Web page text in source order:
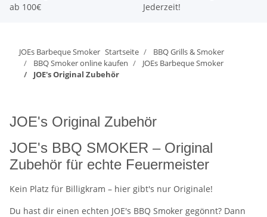
ab 100€
Jederzeit!
JOEs Barbeque Smoker Startseite
BBQ Grills & Smoker
BBQ Smoker online kaufen
JOEs Barbeque Smoker
JOE's Original Zubehör
JOE's Original Zubehör
JOE's BBQ SMOKER – Original
Zubehör für echte Feuermeister
Kein Platz für Billigkram – hier gibt's nur Originale!
Du hast dir einen echten JOE's BBQ Smoker gegönnt? Dann